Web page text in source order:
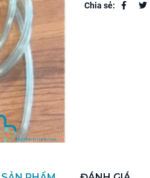
Chia sẻ: